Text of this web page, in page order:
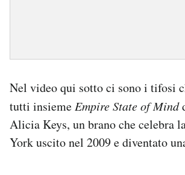
Nel video qui sotto ci sono i tifosi
tutti insiemeEmpire State of Mind
Alicia Keys, un brano che celebra
York uscito nel 2009 e diventato